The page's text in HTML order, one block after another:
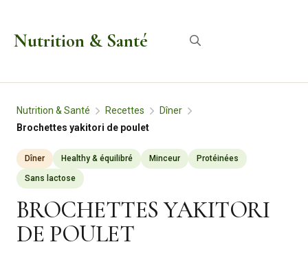
Nutrition & Santé
Nutrition & Santé Recettes
Dîner
Brochettes yakitori de poulet
Dîner Healthy & équilibré Minceur Protéinées
Sans lactose
BROCHETTES YAKITORI
DE POULET